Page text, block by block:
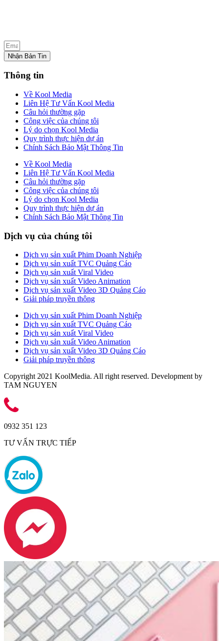
Nhận Bản Tin
Thông tin
Về Kool Media
Liên Hệ Tư Vấn Kool Media
Câu hỏi thường gặp
Công việc của chúng tôi
Lý do chọn Kool Media
Quy trình thực hiện dự án
Chính Sách Bảo Mật Thông Tin
Về Kool Media
Liên Hệ Tư Vấn Kool Media
Câu hỏi thường gặp
Công việc của chúng tôi
Lý do chọn Kool Media
Quy trình thực hiện dự án
Chính Sách Bảo Mật Thông Tin
Dịch vụ của chúng tôi
Dịch vụ sản xuất Phim Doanh Nghiệp
Dịch vụ sản xuất TVC Quảng Cáo
Dịch vụ sản xuất Viral Video
Dịch vụ sản xuất Video Animation
Dịch vụ sản xuất Video 3D Quảng Cáo
Giải pháp truyền thông
Dịch vụ sản xuất Phim Doanh Nghiệp
Dịch vụ sản xuất TVC Quảng Cáo
Dịch vụ sản xuất Viral Video
Dịch vụ sản xuất Video Animation
Dịch vụ sản xuất Video 3D Quảng Cáo
Giải pháp truyền thông
Copyright 2021 KoolMedia. All right reserved. Development by
TAM NGUYEN
0932 351 123
TƯ VẤN TRỰC TIẾP